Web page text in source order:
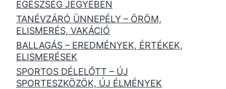
EGÉSZSÉG JEGYÉBEN
TANÉVZÁRÓ ÜNNEPÉLY – ÖRÖM,
ELISMERÉS, VAKÁCIÓ
BALLAGÁS – EREDMÉNYEK, ÉRTÉKEK,
ELISMERÉSEK
SPORTOS DÉLELŐTT – ÚJ
SPORTESZKÖZÖK, ÚJ ÉLMÉNYEK